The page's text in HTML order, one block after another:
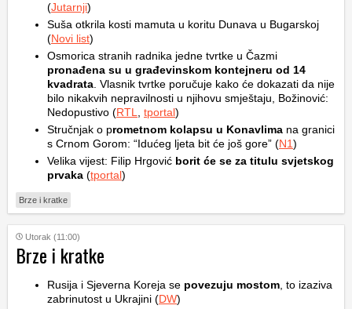
(Jutarnji)
Suša otkrila kosti mamuta u koritu Dunava u Bugarskoj
(Novi list)
Osmorica stranih radnika jedne tvrtke u Čazmi
pronađena su u građevinskom kontejneru od 14
kvadrata . Vlasnik tvrtke poručuje kako će dokazati da nije
bilo nikakvih nepravilnosti u njihovu smještaju, Božinović:
Nedopustivo (RTL tportal)
Stručnjak o prometnom kolapsu u Konavlima na granici
s Crnom Gorom: “Idućeg ljeta bit će još gore” (N1)
Velika vijest: Filip Hrgović borit će se za titulu svjetskog
prvaka (tportal)
Brze i kratke
Utorak (11:00)
Brze i kratke
Rusija i Sjeverna Koreja se povezuju mostom , to izaziva
zabrinutost u Ukrajini (DW)